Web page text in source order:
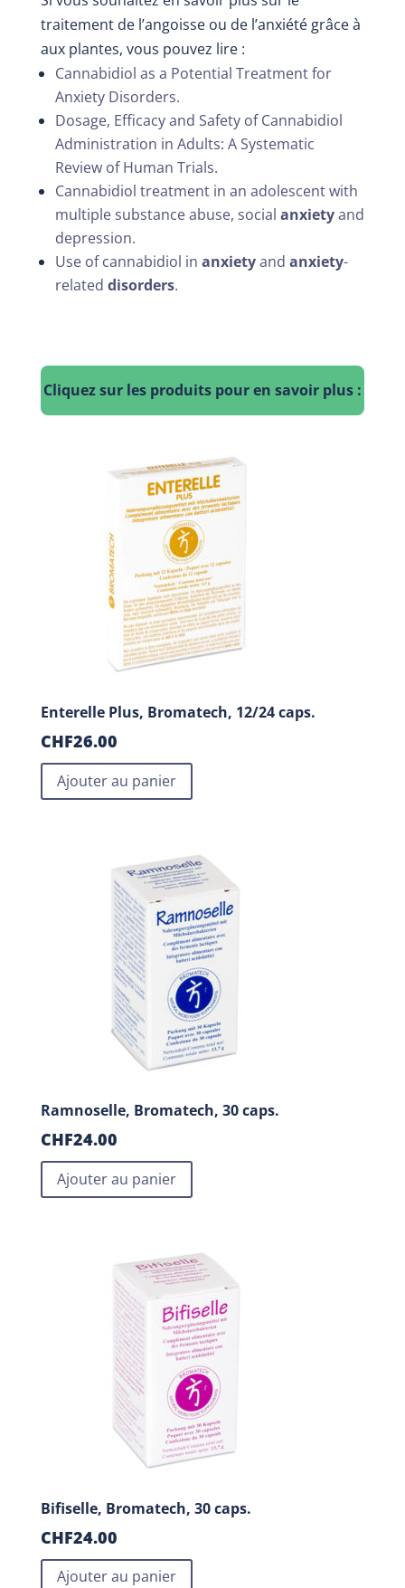
traitement de l’angoisse ou de l’anxiété grâce à
aux plantes, vous pouvez lire :
Cannabidiol as a Potential Treatment for
Anxiety Disorders.
Dosage, Efficacy and Safety of Cannabidiol
Administration in Adults: A Systematic
Review of Human Trials.
Cannabidiol treatment in an adolescent with
multiple substance abuse, social anxietyand
depression.
Use of cannabidiol in anxietyand anxiety-
related disorders.
Cliquez sur les produits pour en savoir plus :
Enterelle Plus, Bromatech, 12/24 caps.
CHF26.00
Ajouter au panier
Ramnoselle, Bromatech, 30 caps.
CHF24.00
Ajouter au panier
Bifiselle, Bromatech, 30 caps.
CHF24.00
Ajouter au panier